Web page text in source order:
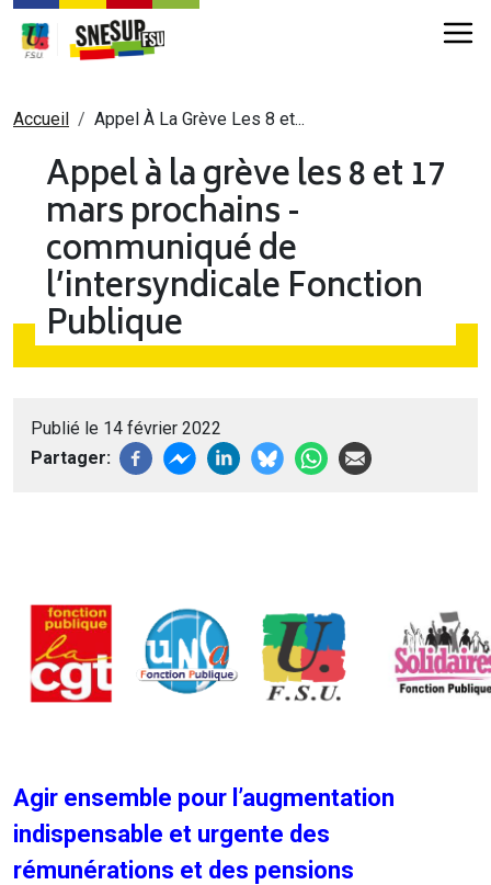
Aller au contenu principal
Fil d'Ariane
Accueil Appel À La Grève Les 8 et...
Appel à la grève les 8 et 17
mars prochains -
communiqué de
l’intersyndicale Fonction
Publique
Publié le 14 février 2022
Partager
Agir ensemble pour l’augmentation
indispensable et urgente des
rémunérations et des pensions